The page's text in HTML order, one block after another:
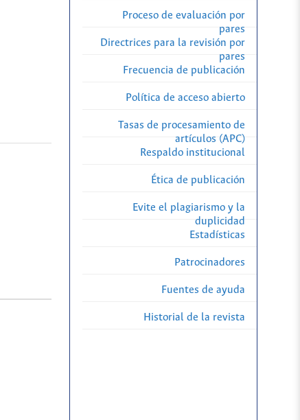
Proceso de evaluación por
pares
Directrices para la revisión por
pares
Frecuencia de publicación
Política de acceso abierto
Tasas de procesamiento de
artículos (APC)
Respaldo institucional
Ética de publicación
Evite el plagiarismo y la
duplicidad
Estadísticas
Patrocinadores
Fuentes de ayuda
Historial de la revista